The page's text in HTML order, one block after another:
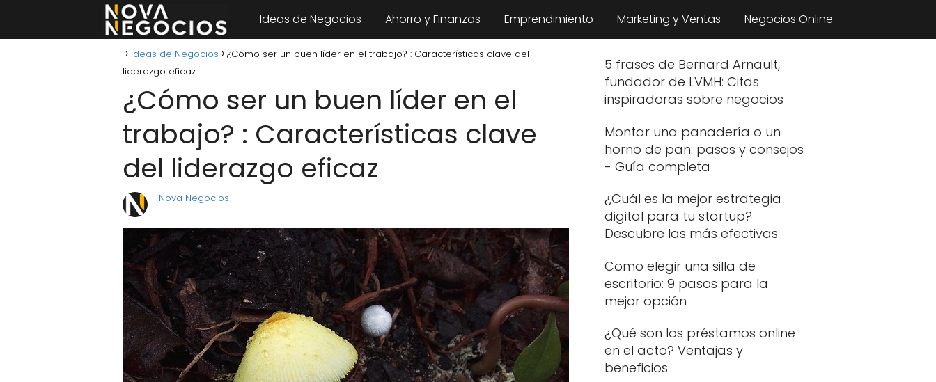
Ideas de Negocios Ahorro y Finanzas Emprendimiento Marketing y Ventas Negocios Online
Ideas de Negocios
¿Cómo ser un buen líder en el trabajo? : Características clave del
liderazgo eficaz
¿Cómo ser un buen líder en el
trabajo? : Características clave
del liderazgo eficaz
Nova Negocios
5 frases de Bernard Arnault,
fundador de LVMH: Citas
inspiradoras sobre negocios
Montar una panadería o un
horno de pan: pasos y consejos
- Guía completa
¿Cuál es la mejor estrategia
digital para tu startup?
Descubre las más efectivas
Como elegir una silla de
escritorio: 9 pasos para la
mejor opción
¿Qué son los préstamos online
en el acto? Ventajas y
beneficios